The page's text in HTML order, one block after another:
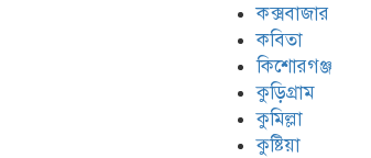
কক্সবাজার
কবিতা
কিশোরগঞ্জ
কুড়িগ্রাম
কুমিল্লা
কুষ্টিয়া